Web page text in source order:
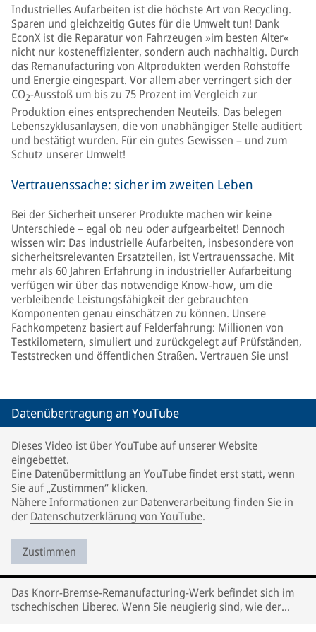
Industrielles Aufarbeiten ist die höchste Art von Recycling.
Sparen und gleichzeitig Gutes für die Umwelt tun! Dank
EconX ist die Reparatur von Fahrzeugen »im besten Alter«
nicht nur kosteneffizienter, sondern auch nachhaltig. Durch
das Remanufacturing von Altprodukten werden Rohstoffe
und Energie eingespart. Vor allem aber verringert sich der
CO2-Ausstoß um bis zu 75 Prozent im Vergleich zur
Produktion eines entsprechenden Neuteils. Das belegen
Lebenszyklusanlaysen, die von unabhängiger Stelle auditiert
und bestätigt wurden. Für ein gutes Gewissen – und zum
Schutz unserer Umwelt!
Vertrauenssache: sicher im zweiten Leben
Bei der Sicherheit unserer Produkte machen wir keine
Unterschiede – egal ob neu oder aufgearbeitet! Dennoch
wissen wir: Das industrielle Aufarbeiten, insbesondere von
sicherheitsrelevanten Ersatzteilen, ist Vertrauenssache. Mit
mehr als 60 Jahren Erfahrung in industrieller Aufarbeitung
verfügen wir über das notwendige Know-how, um die
verbleibende Leistungsfähigkeit der gebrauchten
Komponenten genau einschätzen zu können. Unsere
Fachkompetenz basiert auf Felderfahrung: Millionen von
Testkilometern, simuliert und zurückgelegt auf Prüfständen,
Teststrecken und öffentlichen Straßen. Vertrauen Sie uns!
Datenübertragung an YouTube
Dieses Video ist über YouTube auf unserer Website
eingebettet.
Eine Datenübermittlung an YouTube findet erst statt, wenn
Sie auf „Zustimmen“ klicken.
Nähere Informationen zur Datenverarbeitung finden Sie in
der Datenschutzerklärung von YouTube.
Zustimmen
Das Knorr-Bremse-Remanufacturing-Werk befindet sich im
tschechischen Liberec. Wenn Sie neugierig sind, wie der